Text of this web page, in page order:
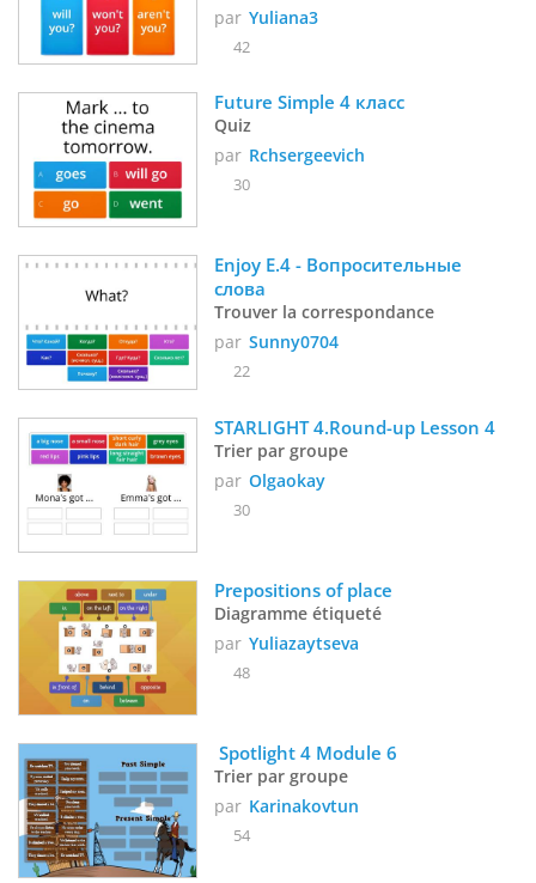
par Yuliana3
42
Future Simple 4 класc
Quiz
par Rchsergeevich
30
Enjoy E.4 - Вопросительные
слова
Trouver la correspondance
par Sunny0704
22
STARLIGHT 4.Round-up Lesson 4
Trier par groupe
par Olgaokay
30
Prepositions of place
Diagramme étiqueté
par Yuliazaytseva
48
Spotlight 4 Module 6
Trier par groupe
par Karinakovtun
54